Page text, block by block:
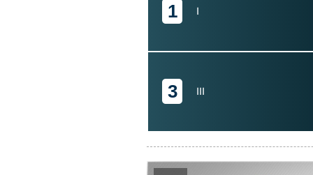
1 I
3 III